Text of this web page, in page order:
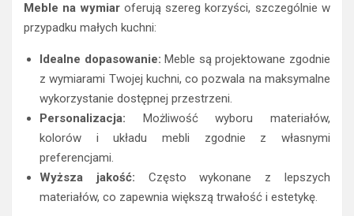
Meble na wymiaroferują szereg korzyści, szczególnie w
przypadku małych kuchni:
Idealne dopasowanie: Meble są projektowane zgodnie
z wymiarami Twojej kuchni, co pozwala na maksymalne
wykorzystanie dostępnej przestrzeni.
Personalizacja: Możliwość wyboru materiałów,
kolorów i układu mebli zgodnie z własnymi
preferencjami.
Wyższa jakość: Często wykonane z lepszych
materiałów, co zapewnia większą trwałość i estetykę.